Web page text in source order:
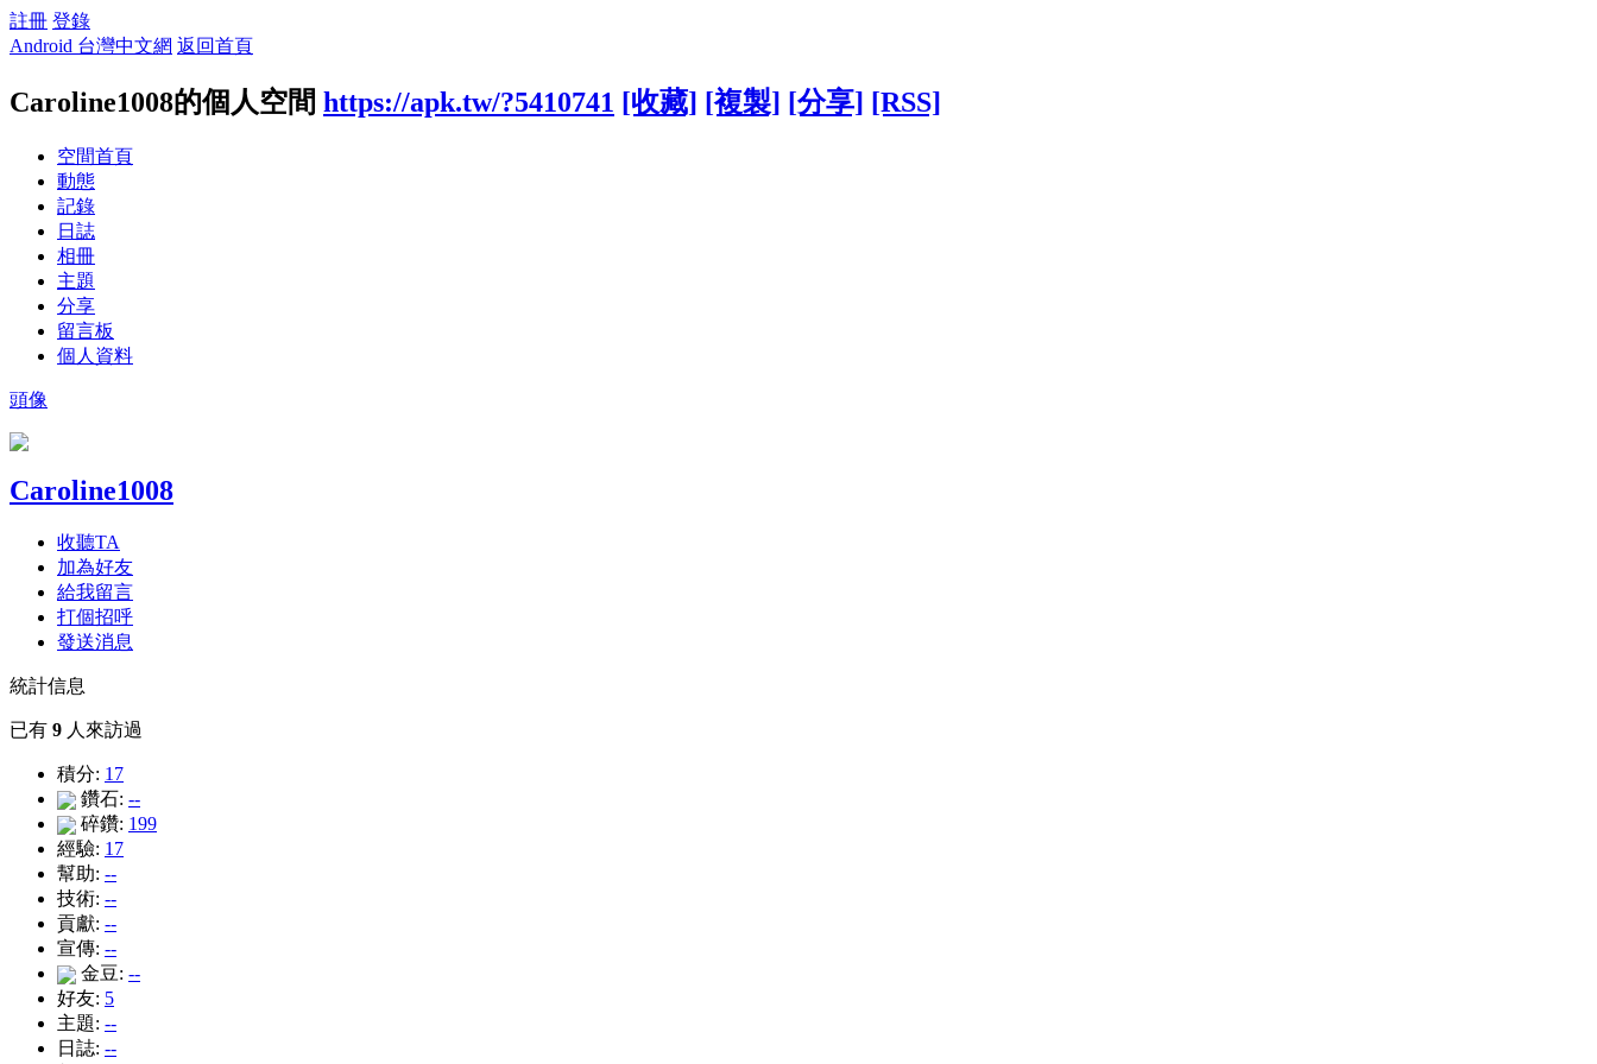
註冊 登錄
Android 台灣中文網 返回首頁
Caroline1008的個人空間 https://apk.tw/?5410741 [收藏] [複製] [分享] [RSS]
空間首頁
動態
記錄
日誌
相冊
主題
分享
留言板
個人資料
頭像
Caroline1008
收聽TA
加為好友
給我留言
打個招呼
發送消息
統計信息
已有 9 人來訪過
積分: 17
鑽石: --
碎鑽: 199
經驗: 17
幫助: --
技術: --
貢獻: --
宣傳: --
金豆: --
好友: 5
主題: --
日誌: --